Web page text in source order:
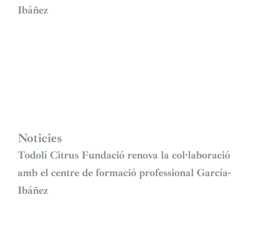
Ibáñez
Noticies
Todolí Citrus Fundació renova la col·laboració
amb el centre de formació professional García-
Ibáñez